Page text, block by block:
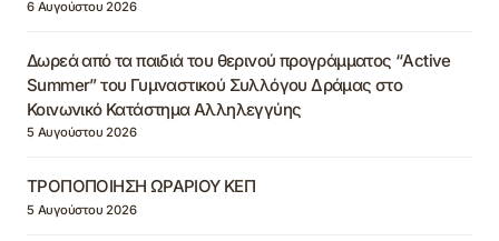
6 Αυγούστου 2026
Δωρεά από τα παιδιά του θερινού προγράμματος “Active
Summer” του Γυμναστικού Συλλόγου Δράμας στο
Κοινωνικό Κατάστημα Αλληλεγγύης
5 Αυγούστου 2026
ΤΡΟΠΟΠΟΙΗΣΗ ΩΡΑΡΙΟΥ ΚΕΠ
5 Αυγούστου 2026